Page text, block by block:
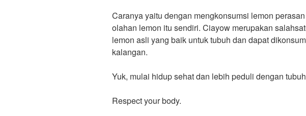
Caranya yaitu dengan mengkonsumsi lemon
olahan lemon itu sendiri. Ciayow merupakan
lemon asli yang baik untuk tubuh dan dapat
kalangan.
Yuk, mulai hidup sehat dan lebih peduli dengan
Respect your body.